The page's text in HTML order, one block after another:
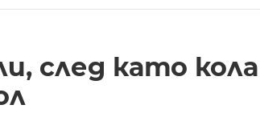
след като кола